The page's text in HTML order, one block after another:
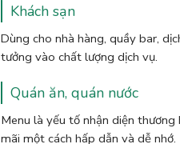
Khách sạn
Dùng cho nhà hàng, quầy bar,
tưởng vào chất lượng dịch vụ.
Quán ăn, quán nước
Menu là yếu tố nhận diện
mãi một cách hấp dẫn và dễ nhớ.